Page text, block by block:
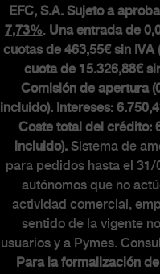
EFC, S.A. Sujeto a
7,73%. Una entrada de
cuotas de 463,55€ sin IVA
cuota de 15.326,88€
Comisión de apertura
incluido). Intereses:
Coste total del crédito:
incluido). Sistema de
para pedidos hasta el
autónomos que no
actividad comercial,
sentido de la vigente
usuarios y a Pymes.
Para la formalización